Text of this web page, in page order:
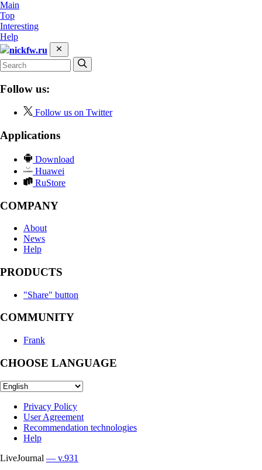
Main
Top
Interesting
Help
nickfw.ru
Follow us:
Follow us on Twitter
Applications
Download
Huawei
RuStore
COMPANY
About
News
Help
PRODUCTS
"Share" button
COMMUNITY
Frank
CHOOSE LANGUAGE
Privacy Policy
User Agreement
Recommendation technologies
Help
LiveJournal — v.931